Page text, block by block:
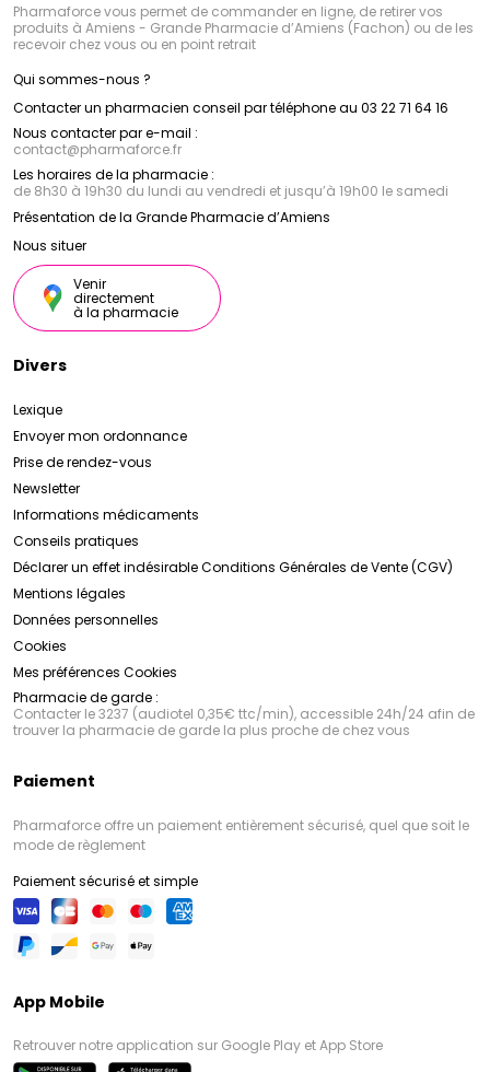
Pharmaforce vous permet de commander en ligne, de retirer vos
produits à Amiens - Grande Pharmacie d’Amiens (Fachon) ou de les
recevoir chez vous ou en point retrait
Qui sommes-nous ?
Contacter un pharmacien conseil par téléphone au 03 22 71 64 16
Nous contacter par e-mail :
contact@pharmaforce.fr
Les horaires de la pharmacie :
de 8h30 à 19h30 du lundi au vendredi et jusqu’à 19h00 le samedi
Présentation de la Grande Pharmacie d’Amiens
Nous situer
Venir
directement
à la pharmacie
Divers
Lexique
Envoyer mon ordonnance
Prise de rendez-vous
Newsletter
Informations médicaments
Conseils pratiques
Déclarer un effet indésirableConditions Générales de Vente (CGV)
Mentions légales
Données personnelles
Cookies
Mes préférences Cookies
Pharmacie de garde :
Contacter le 3237 (audiotel 0,35€ ttc/min), accessible 24h/24 afin de
trouver la pharmacie de garde la plus proche de chez vous
Paiement
Pharmaforce offre un paiement entièrement sécurisé, quel que soit le
mode de règlement
Paiement sécurisé et simple
App Mobile
Retrouver notre application sur Google Play et App Store